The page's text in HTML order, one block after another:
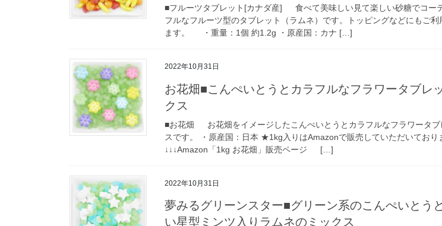
■フルーツタブレット[カナダ産] 食べて美味しい見て楽しい砂糖でコー
フルなフルーツ型のタブレット（ラムネ）です。トッピングなどにもご利
ます。 ・重量：1個 約1.2g ・原産国：カナ […]
2022年10月31日
お花畑■こんぺいとうとカラフルなフラワータブレ
クス
■お花畑 お花畑をイメージしたこんぺいとうとカラフルなフラワータブ
スです。 ・原産国：日本 ★1kg入りはAmazonで販売していただいており
↓↓↓Amazon「1kg お花畑」販売ページ […]
2022年10月31日
夢みるグリーンスター■グリーン系のこんぺいとう
い星型ミンツ入りラムネのミックス